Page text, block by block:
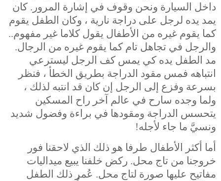
داخل السيارة ونحن وقوف في إشارة المرور. كان
يمد يده لرجل على دراجة نارية ، وكان الطفل يقوم
كما يقوم غيره من الأطفال يقول كلاما غير مفهوم..
والرجل في تجاهل تام كما يقوم غيره من الرجال.
مد الطفل يده كي يمس كف الرجل ليسترعي
انتباهه فمس مقود الدراجة بطريق الخطأ ، فنظر
بسرعة وفزع إلى الرجل إن كان قد انتبه لذلك ،
ولما وجده سارح في عالم آخر راح المسكين
يتحسس الدراجة ومقودها في براءة وفضول شديد
ونسيَّ ما جاء لأجله!
أما أكثر الأطفال طرفا هو ذلك الذي لاحقنا فور
خروجنا من تاج محل. ركض خلفنا يبيع ميداليات
مفاتيح عليها صورة لتاج محل. عُمر ذلك الطفل